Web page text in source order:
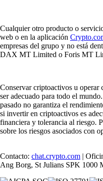
Cualquier otro producto o
web o en la aplicación
empresas del grupo y no está
DAX MT Limited o Foris MT
Conservar criptoactivos u operar
ser adecuado para todo el
pasado no garantiza el
si invertir en criptoactivos es
financiera y tolerancia al riesgo.
sobre los riesgos asociados con
Contacto: chat.crypto.com |
Ang Borg, St Julians SPK 1000